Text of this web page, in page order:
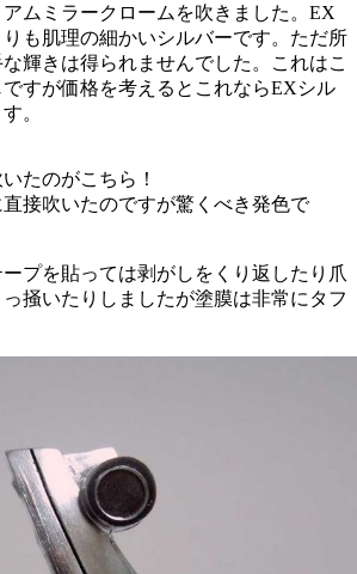
ムミラークロームを吹きました。EX
も肌理の細かいシルバーです。ただ所
輝きは得られませんでした。これはこ
すが価格を考えるとこれならEXシル
。
たのがこちら！
接吹いたのですが驚くべき発色で
プを貼っては剥がしをくり返したり爪
掻いたりしましたが塗膜は非常にタフ